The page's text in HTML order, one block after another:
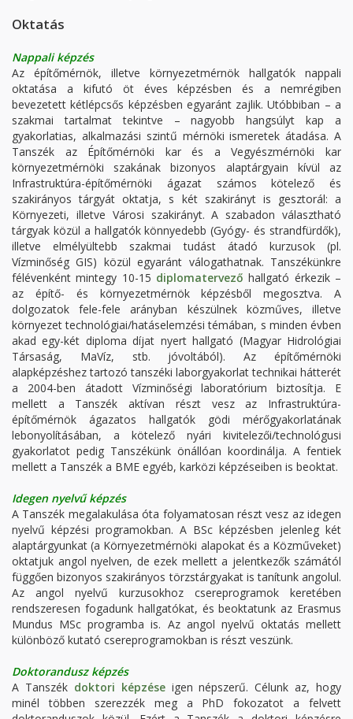
Oktatás
Nappali képzés
Az építőmérnök, illetve környezetmérnök hallgatók nappali
oktatása a kifutó öt éves képzésben és a nemrégiben
bevezetett kétlépcsős képzésben egyaránt zajlik. Utóbbiban – a
szakmai tartalmat tekintve – nagyobb hangsúlyt kap a
gyakorlatias, alkalmazási szintű mérnöki ismeretek átadása. A
Tanszék az Építőmérnöki kar és a Vegyészmérnöki kar
környezetmérnöki szakának bizonyos alaptárgyain kívül az
Infrastruktúra-építőmérnöki ágazat számos kötelező és
szakirányos tárgyát oktatja, s két szakirányt is gesztorál: a
Környezeti, illetve Városi szakirányt. A szabadon választható
tárgyak közül a hallgatók könnyedebb (Gyógy- és strandfürdők),
illetve elmélyültebb szakmai tudást átadó kurzusok (pl.
Vízminőség GIS) közül egyaránt válogathatnak. Tanszékünkre
félévenként mintegy 10-15 diplomatervező hallgató érkezik –
az építő- és környezetmérnök képzésből megosztva. A
dolgozatok fele-fele arányban készülnek közműves, illetve
környezet technológiai/hatáselemzési témában, s minden évben
akad egy-két diploma díjat nyert hallgató (Magyar Hidrológiai
Társaság, MaVíz, stb. jóvoltából). Az építőmérnöki
alapképzéshez tartozó tanszéki laborgyakorlat technikai hátterét
a 2004-ben átadott Vízminőségi laboratórium biztosítja. E
mellett a Tanszék aktívan részt vesz az Infrastruktúra-
építőmérnök ágazatos hallgatók gödi mérőgyakorlatának
lebonyolításában, a kötelező nyári kivitelezői/technológusi
gyakorlatot pedig Tanszékünk önállóan koordinálja. A fentiek
mellett a Tanszék a BME egyéb, karközi képzéseiben is beoktat.
Idegen nyelvű képzés
A Tanszék megalakulása óta folyamatosan részt vesz az idegen
nyelvű képzési programokban. A BSc képzésben jelenleg két
alaptárgyunkat (a Környezetmérnöki alapokat és a Közműveket)
oktatjuk angol nyelven, de ezek mellett a jelentkezők számától
függően bizonyos szakirányos törzstárgyakat is tanítunk angolul.
Az angol nyelvű kurzusokhoz csereprogramok keretében
rendszeresen fogadunk hallgatókat, és beoktatunk az Erasmus
Mundus MSc programba is. Az angol nyelvű oktatás mellett
különböző kutató csereprogramokban is részt veszünk.
Doktorandusz képzés
A Tanszék doktori képzéseigen népszerű. Célunk az, hogy
minél többen szerezzék meg a PhD fokozatot a felvett